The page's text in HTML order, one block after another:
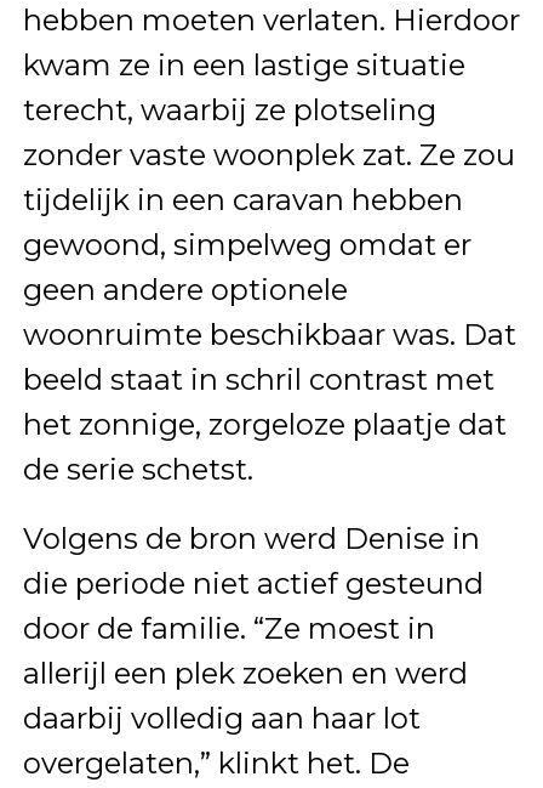
hebben moeten verlaten. Hierdoor
kwam ze in een lastige situatie
terecht, waarbij ze plotseling
zonder vaste woonplek zat. Ze zou
tijdelijk in een caravan hebben
gewoond, simpelweg omdat er
geen andere optionele
woonruimte beschikbaar was. Dat
beeld staat in schril contrast met
het zonnige, zorgeloze plaatje dat
de serie schetst.
Volgens de bron werd Denise in
die periode niet actief gesteund
door de familie. “Ze moest in
allerijl een plek zoeken en werd
daarbij volledig aan haar lot
overgelaten,” klinkt het. De